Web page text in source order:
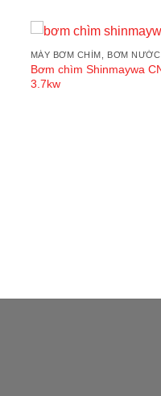
MÁY BƠM CHÌM, BƠM
Bơm chìm Shinmaywa
3.7kw